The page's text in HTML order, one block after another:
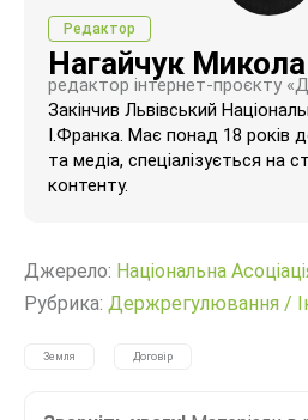
Редактор
Нагайчук Микола
редактор інтернет-проєкту
Закінчив Львівський
І.Франка. Має понад 18 років
та медіа, спеціалізується на
контенту.
Джерело: Національна
Рубрика: Держрегулювання /
Земля Договір